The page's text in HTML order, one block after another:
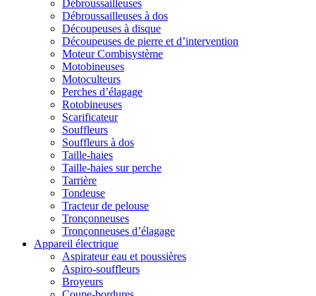
Débroussailleuses
Débroussailleuses à dos
Découpeuses à disque
Découpeuses de pierre et d’intervention
Moteur Combisystème
Motobineuses
Motoculteurs
Perches d’élagage
Rotobineuses
Scarificateur
Souffleurs
Souffleurs à dos
Taille-haies
Taille-haies sur perche
Tarrière
Tondeuse
Tracteur de pelouse
Tronçonneuses
Tronçonneuses d’élagage
Appareil électrique
Aspirateur eau et poussières
Aspiro-souffleurs
Broyeurs